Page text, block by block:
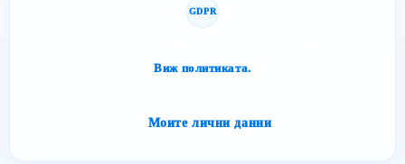
GDPR
Виж политиката.
Моите лични данни